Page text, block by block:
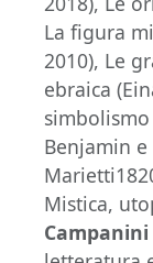
La figura
2010), Le
ebraica
Benjamin
Mistica,
Campanini